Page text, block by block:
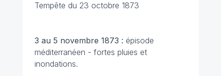
Tempête du 23 octobre 1873
3 au 5 novembre 1873 : épisode
méditerranéen - fortes pluies et
inondations.